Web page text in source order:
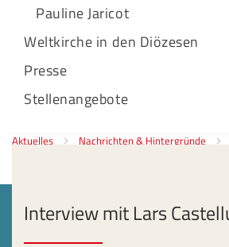
Pauline Jaricot
Weltkirche in den Diözesen
Presse
Stellenangebote
Aktuelles Nachrichten & Hintergründe
Interview mit Lars